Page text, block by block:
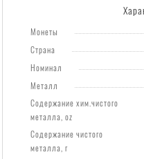
чистого
металла,
RUB,
2025
Монеты
Страна
Номинал
Металл
Содержание хим.чистого
металла, oz
Содержание чистого
металла, г